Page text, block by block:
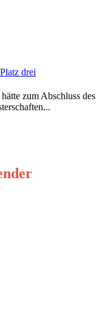
drei
zum Abschluss des